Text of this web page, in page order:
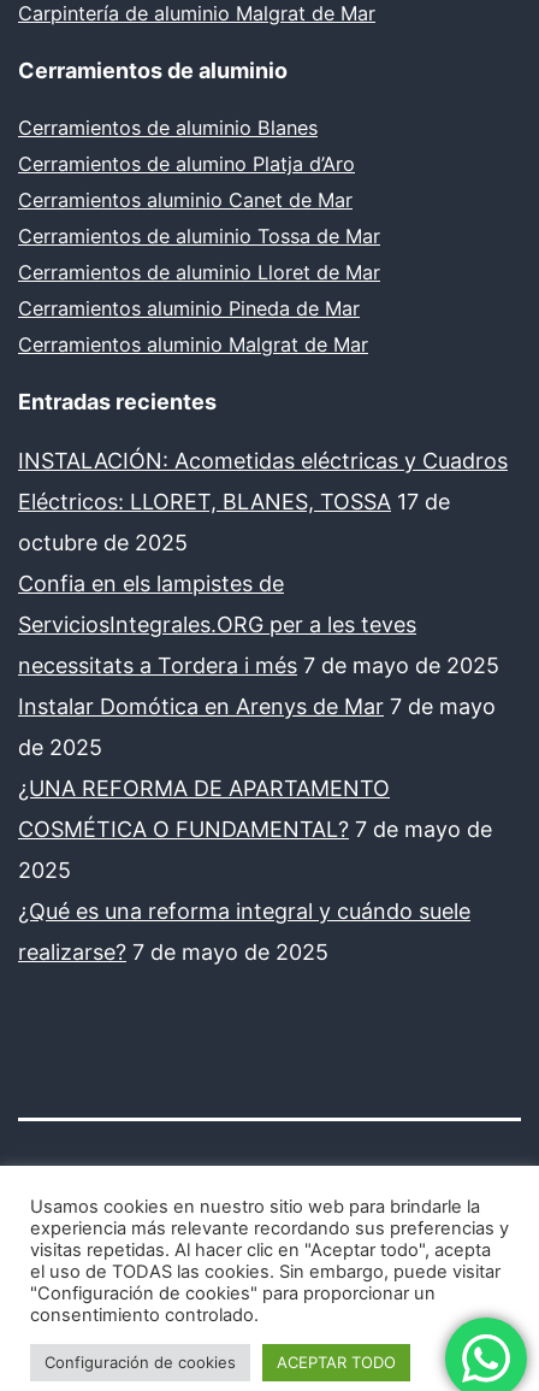
Carpintería de aluminio Malgrat de Mar
Cerramientos de aluminio
Cerramientos de aluminio Blanes
Cerramientos de alumino Platja d’Aro
Cerramientos aluminio Canet de Mar
Cerramientos de aluminio Tossa de Mar
Cerramientos de aluminio Lloret de Mar
Cerramientos aluminio Pineda de Mar
Cerramientos aluminio Malgrat de Mar
Entradas recientes
INSTALACIÓN: Acometidas eléctricas y Cuadros
Eléctricos: LLORET, BLANES, TOSSA 17 de
octubre de 2025
Confia en els lampistes de
ServiciosIntegrales.ORG per a les teves
necessitats a Tordera i més 7 de mayo de 2025
Instalar Domótica en Arenys de Mar 7 de mayo
de 2025
¿UNA REFORMA DE APARTAMENTO
COSMÉTICA O FUNDAMENTAL? 7 de mayo de
2025
¿Qué es una reforma integral y cuándo suele
realizarse? 7 de mayo de 2025
Avisos legales y política de privacidad
Usamos cookies en nuestro sitio web para brindarle la
experiencia más relevante recordando sus preferencias y
visitas repetidas. Al hacer clic en "Aceptar todo", acepta
el uso de TODAS las cookies. Sin embargo, puede visitar
"Configuración de cookies" para proporcionar un
consentimiento controlado.
Configuración de cookies ACEPTAR TODO